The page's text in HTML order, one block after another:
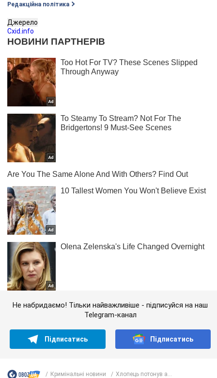
Редакційна політика
Джерело
Cxid.info
Не набридаємо! Тільки найважливіше - підписуйся на наш
Telegram-канал
Підписатись Підписатись
Кримінальні новини Хлопець потонув а...